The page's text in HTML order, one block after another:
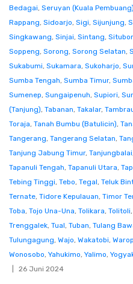
Bedagai, Seruyan (Kuala Pembuang)
Rappang, Sidoarjo, Sigi, Sijunjung,
Singkawang, Sinjai, Sintang,
Soppeng, Sorong, Sorong Selatan,
Sukabumi, Sukamara, Sukoharjo,
Sumba Tengah, Sumba Timur,
Sumenep, Sungaipenuh, Supiori,
(Tanjung), Tabanan, Takalar,
Toraja, Tanah Bumbu (Batulicin),
Tangerang, Tangerang Selatan,
Tanjung Jabung Timur, Tanjungbalai
Tapanuli Tengah, Tapanuli Utara,
Tebing Tinggi, Tebo, Tegal, Teluk
Ternate, Tidore Kepulauan, Timor
Toba, Tojo Una-Una, Tolikara, Tolitoli,
Trenggalek, Tual, Tuban, Tulang
Tulungagung, Wajo, Wakatobi,
Wonosobo, Yahukimo, Yalimo,
26 Juni 2024